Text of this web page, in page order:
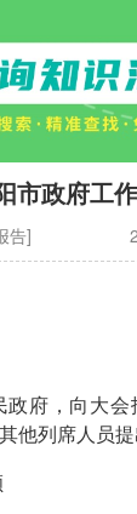
市政府工
告]
府，向大会
他列席人员提